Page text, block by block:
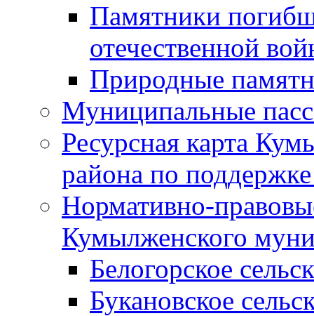
Памятники
отечественной
Природные
Муниципальные
Ресурсная карта
района по
Нормативно-
Кумылженского
Белогорское
Букановское